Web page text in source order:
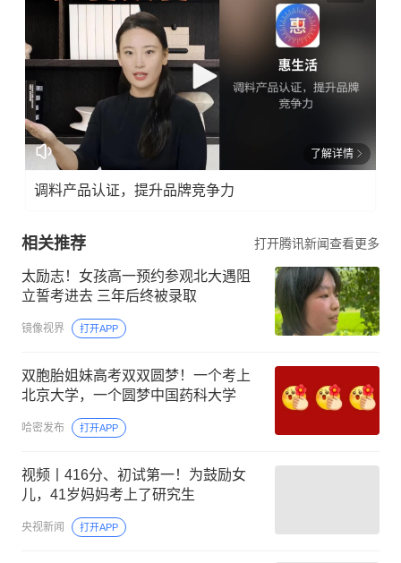
了解详情
调料产品认证，提升品牌竞争力
相关推荐 打开腾讯新闻查看更多
太励志！女孩高一预约参观北大遇阻
立誓考进去 三年后终被录取
镜像视界 打开APP
双胞胎姐妹高考双双圆梦！一个考上
北京大学，一个圆梦中国药科大学
哈密发布 打开APP
视频丨416分、初试第一！为鼓励女
儿，41岁妈妈考上了研究生
央视新闻 打开APP